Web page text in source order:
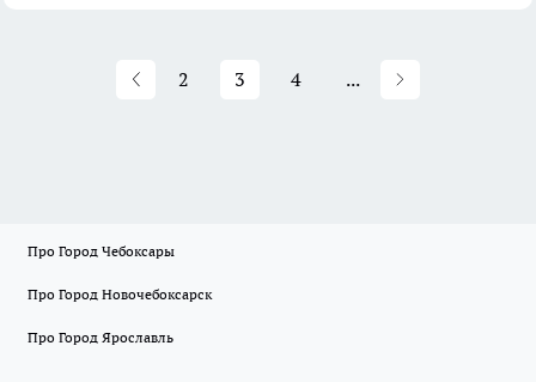
2 3 4 ...
Про Город Чебоксары
Про Город Новочебоксарск
Про Город Ярославль